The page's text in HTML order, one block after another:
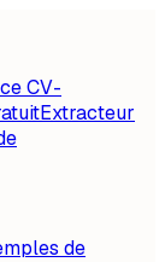
CV-
Extracteur
de